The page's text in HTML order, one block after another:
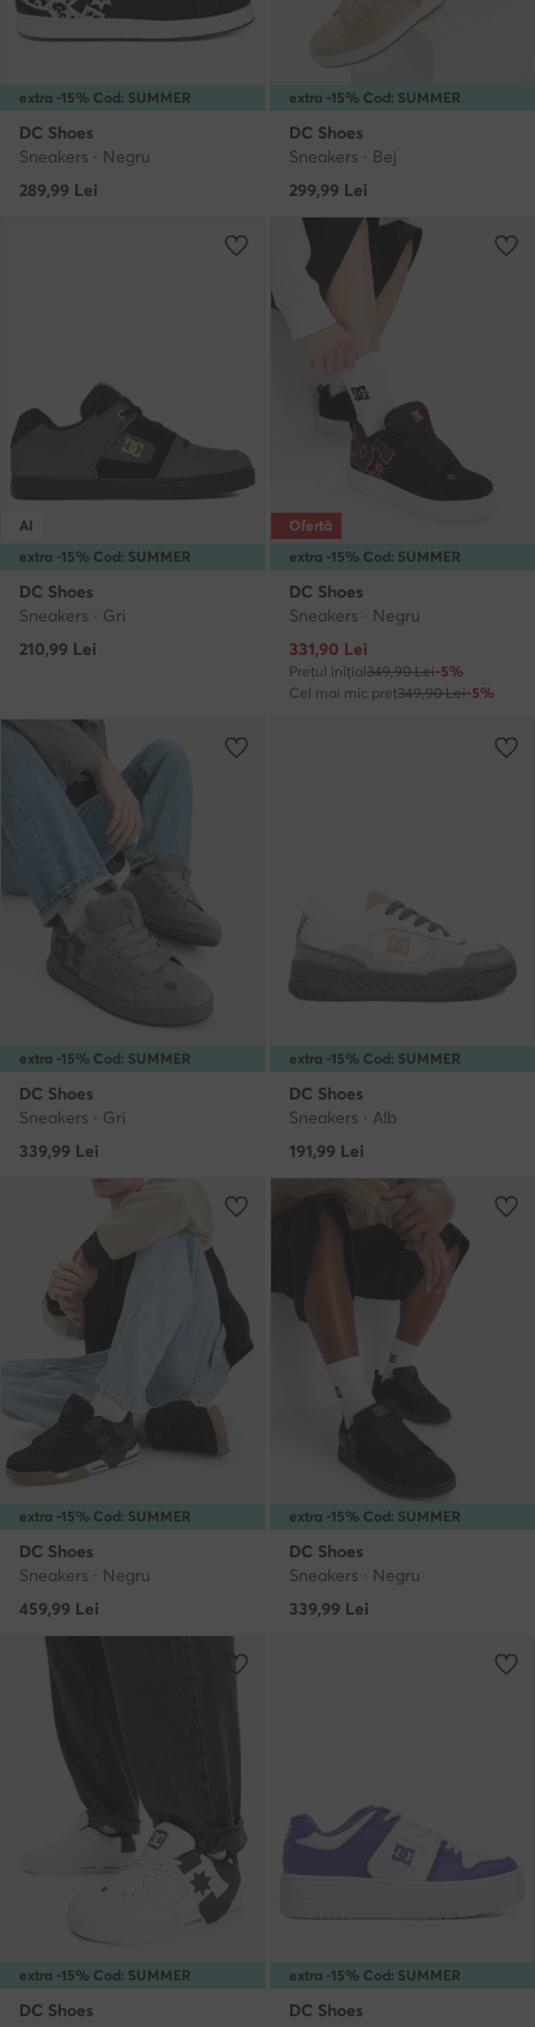
extra -15% Cod: SUMMER
DC Shoes
Sneakers · Negru
289,99 Lei
extra -15% Cod: SUMMER
DC Shoes
Sneakers · Bej
299,99 Lei
extra -15% Cod: SUMMER
AI
DC Shoes
Sneakers · Gri
210,99 Lei
extra -15% Cod: SUMMER
Ofertă
DC Shoes
Sneakers · Negru
Prețul actual
331,90 Lei
Prețul inițial349,90 Lei-5%
Cel mai mic preț349,90 Lei-5%
extra -15% Cod: SUMMER
DC Shoes
Sneakers · Gri
339,99 Lei
extra -15% Cod: SUMMER
DC Shoes
Sneakers · Alb
191,99 Lei
extra -15% Cod: SUMMER
DC Shoes
Sneakers · Negru
459,99 Lei
extra -15% Cod: SUMMER
DC Shoes
Sneakers · Negru
339,99 Lei
extra -15% Cod: SUMMER
DC Shoes
extra -15% Cod: SUMMER
DC Shoes